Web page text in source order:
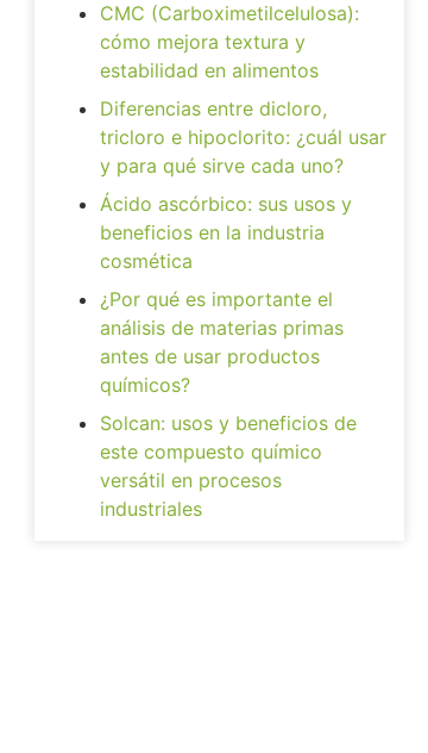
CMC (Carboximetilcelulosa):
cómo mejora textura y
estabilidad en alimentos
Diferencias entre dicloro,
tricloro e hipoclorito: ¿cuál usar
y para qué sirve cada uno?
Ácido ascórbico: sus usos y
beneficios en la industria
cosmética
¿Por qué es importante el
análisis de materias primas
antes de usar productos
químicos?
Solcan: usos y beneficios de
este compuesto químico
versátil en procesos
industriales